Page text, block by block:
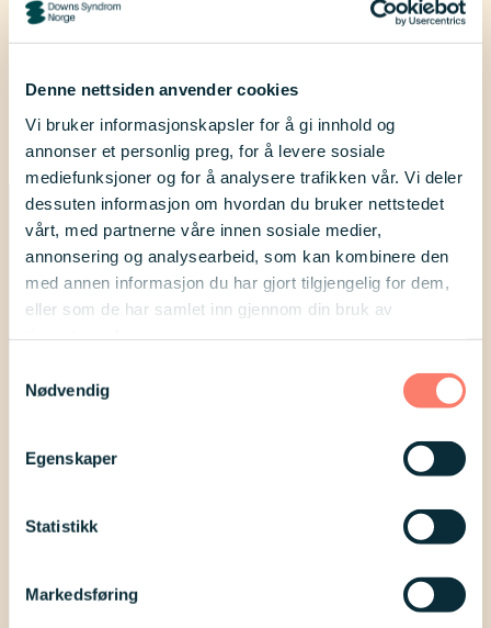
Denne nettsiden anvender cookies
Vi bruker informasjonskapsler for å gi innhold og
annonser et personlig preg, for å levere sosiale
mediefunksjoner og for å analysere trafikken vår. Vi deler
dessuten informasjon om hvordan du bruker nettstedet
vårt, med partnerne våre innen sosiale medier,
annonsering og analysearbeid, som kan kombinere den
med annen informasjon du har gjort tilgjengelig for dem,
eller som de har samlet inn gjennom din bruk av
Nødvendig
Egenskaper
Statistikk
Markedsføring
Velg kategori
Kontakt oss
Likepersontelefon
Downs Syndrom Norge
Kontonnummer: 1506.16.07711 / Vipps: 84535